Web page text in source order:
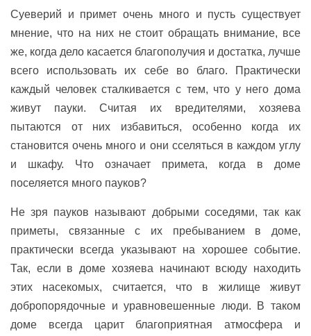
Суеверий и примет очень много и пусть существует
мнение, что на них не стоит обращать внимание, все
же, когда дело касается благополучия и достатка, лучше
всего использовать их себе во благо. Практически
каждый человек сталкивается с тем, что у него дома
живут пауки. Считая их вредителями, хозяева
пытаются от них избавиться, особенно когда их
становится очень много и они сселяться в каждом углу
и шкафу. Что означает примета, когда в доме
поселяется много пауков?
Не зря пауков называют добрыми соседями, так как
приметы, связанные с их пребыванием в доме,
практически всегда указывают на хорошее событие.
Так, если в доме хозяева начинают всюду находить
этих насекомых, считается, что в жилище живут
добропорядочные и уравновешенные люди. В таком
доме всегда царит благоприятная атмосфера и